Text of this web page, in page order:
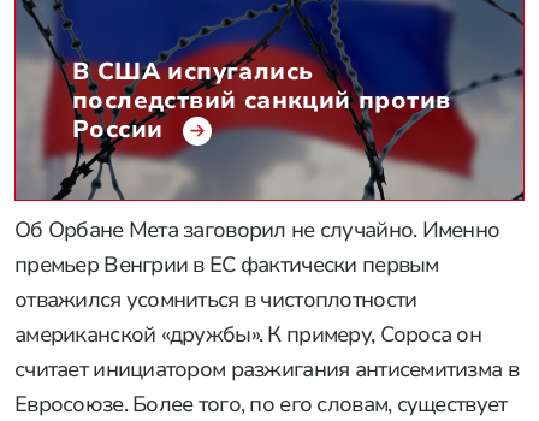
В США испугались
последствий санкций против
России
Об Орбане Мета заговорил не случайно. Именно
премьер Венгрии в ЕС фактически первым
отважился усомниться в чистоплотности
американской «дружбы». К примеру, Сороса он
считает инициатором разжигания антисемитизма в
Евросоюзе. Более того, по его словам, существует